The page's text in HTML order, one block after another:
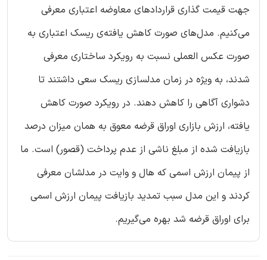
جهت قیمت گذاری قراردادهای معاوضه اعتباری معرفی
می‌کنیم. مدل‌های صورت کاهش یافته‌ی ریسک اعتباری به
صورت عکس العملی نسبت به رویکرد ساختاری معرفی
شدند، به ویژه در زمان مدلسازی ریسک سعی داشتند تا
دشواری آگاهی را کاهش دهند. در رویکرد صورت کاهش
یافته، ارزش بازاری اوراق قرضه معوق به همان میزان درصد
بازیافت شده از مبلغ ناشی از عدم پرداخت (قصور) است. ما
از پیمان ارزش اسمی که هال و وایت در مدلشان معرفی
کردند و این مدل سبب تمدید بازیافت پیمان ارزش اسمی
برای اوراق قرضه شد بهره می‌گیریم.